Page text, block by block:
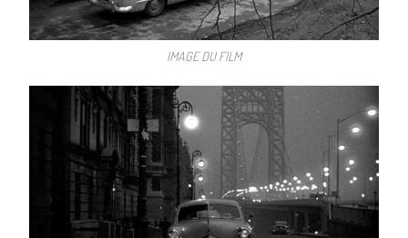
IMAGE DU FILM